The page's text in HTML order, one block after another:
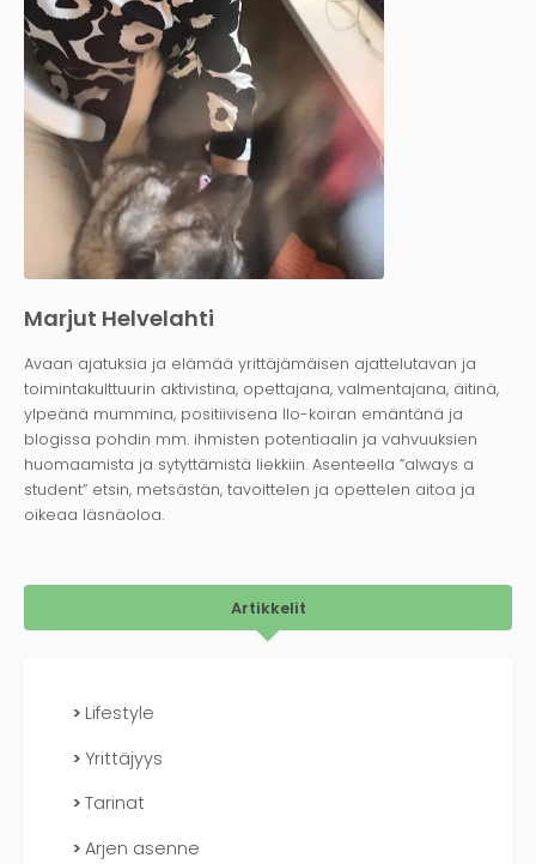
Marjut Helvelahti
Avaan ajatuksia ja elämää yrittäjämäisen ajattelutavan ja
toimintakulttuurin aktivistina, opettajana, valmentajana, äitinä,
ylpeänä mummina, positiivisena Ilo-koiran emäntänä ja
blogissa pohdin mm. ihmisten potentiaalin ja vahvuuksien
huomaamista ja sytyttämistä liekkiin. Asenteella ”always a
student” etsin, metsästän, tavoittelen ja opettelen aitoa ja
oikeaa läsnäoloa.
Artikkelit
Lifestyle
Yrittäjyys
Tarinat
Arjen asenne